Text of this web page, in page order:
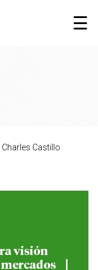
☰
×
Charles Castillo